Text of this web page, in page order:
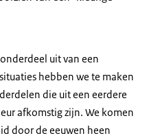
uit van een
hebben we te maken
die uit een eerdere
afkomstig zijn. We komen
door de eeuwen heen